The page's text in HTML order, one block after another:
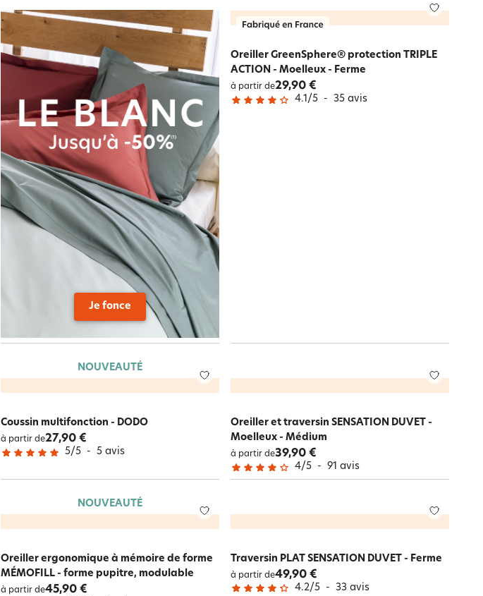
Oreiller GreenSphere® protection TRIPLE
ACTION - Moelleux - Ferme
à partir de29,90 €
4.1/5 - 35 avis
NOUVEAUTÉ
Coussin multifonction - DODO
à partir de27,90 €
5/5 - 5 avis
Oreiller et traversin SENSATION DUVET -
Moelleux - Médium
à partir de39,90 €
4/5 - 91 avis
NOUVEAUTÉ
Oreiller ergonomique à mémoire de forme
MÉMOFILL - forme pupitre, modulable
à partir de45,90 €
Traversin PLAT SENSATION DUVET - Ferme
à partir de49,90 €
4.2/5 - 33 avis
Je fonce